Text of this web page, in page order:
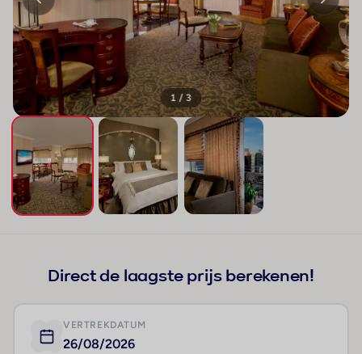
1 / 3
Direct de laagste prijs berekenen!
VERTREKDATUM
26/08/2026